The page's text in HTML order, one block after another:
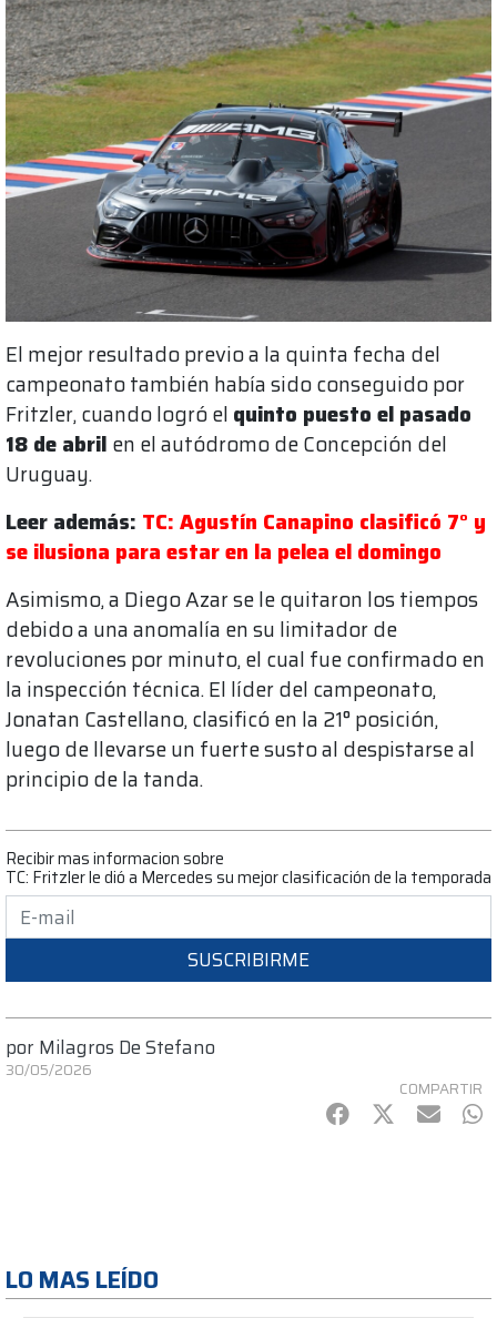
El mejor resultado previo a la quinta fecha del
campeonato también había sido conseguido por
Fritzler, cuando logró el quinto puesto el pasado
18 de abril en el autódromo de Concepción del
Uruguay.
Leer además: TC: Agustín Canapino clasificó 7° y
se ilusiona para estar en la pelea el domingo
Asimismo, a Diego Azar se le quitaron los tiempos
debido a una anomalía en su limitador de
revoluciones por minuto, el cual fue confirmado en
la inspección técnica. El líder del campeonato,
Jonatan Castellano, clasificó en la 21° posición,
luego de llevarse un fuerte susto al despistarse al
principio de la tanda.
Recibir mas informacion sobre
TC: Fritzler le dió a Mercedes su mejor clasificación de la temporada
SUSCRIBIRME
por Milagros De Stefano
30/05/2026
COMPARTIR
Facebook
Twitter
mail
LO MAS LEÍDO